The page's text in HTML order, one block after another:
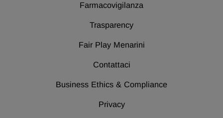
Farmacovigilanza
Trasparency
Fair Play Menarini
Contattaci
Business Ethics & Compliance
Privacy